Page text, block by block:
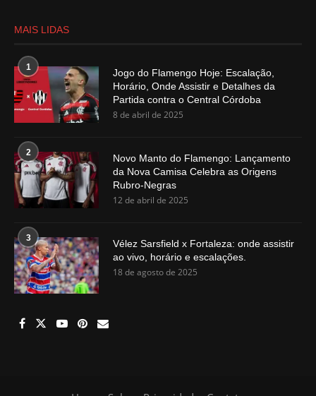
MAIS LIDAS
1
Jogo do Flamengo Hoje: Escalação,
Horário, Onde Assistir e Detalhes da
Partida contra o Central Córdoba
8 de abril de 2025
2
Novo Manto do Flamengo: Lançamento
da Nova Camisa Celebra as Origens
Rubro-Negras
12 de abril de 2025
3
Vélez Sarsfield x Fortaleza: onde assistir
ao vivo, horário e escalações.
18 de agosto de 2025